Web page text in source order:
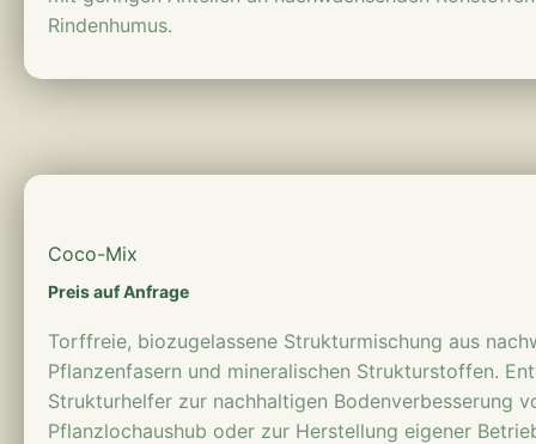
Rindenhumus.
Coco-Mix
Preis auf Anfrage
Torffreie, biozugelassene Strukturmischung aus
Pflanzenfasern und mineralischen Strukturstoffen.
Strukturhelfer zur nachhaltigen Bodenverbesserung
Pflanzlochaushub oder zur Herstellung eigener